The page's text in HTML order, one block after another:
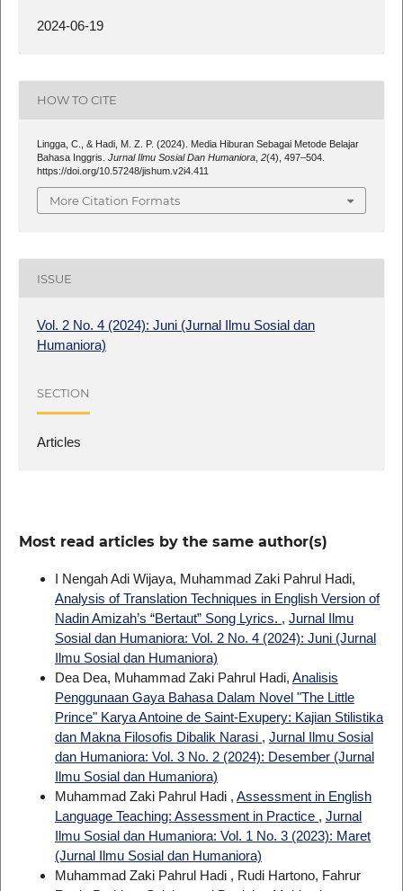
2024-06-19
HOW TO CITE
Lingga, C., & Hadi, M. Z. P. (2024). Media Hiburan Sebagai Metode Belajar
Bahasa Inggris. Jurnal Ilmu Sosial Dan Humaniora, 2(4), 497–504.
https://doi.org/10.57248/jishum.v2i4.411
More Citation Formats
ISSUE
Vol. 2 No. 4 (2024): Juni (Jurnal Ilmu Sosial dan
Humaniora)
SECTION
Articles
Most read articles by the same author(s)
I Nengah Adi Wijaya, Muhammad Zaki Pahrul Hadi,
Analysis of Translation Techniques in English Version of
Nadin Amizah’s “Bertaut” Song Lyrics. , Jurnal Ilmu
Sosial dan Humaniora: Vol. 2 No. 4 (2024): Juni (Jurnal
Ilmu Sosial dan Humaniora)
Dea Dea, Muhammad Zaki Pahrul Hadi, Analisis
Penggunaan Gaya Bahasa Dalam Novel "The Little
Prince" Karya Antoine de Saint-Exupery: Kajian Stilistika
dan Makna Filosofis Dibalik Narasi , Jurnal Ilmu Sosial
dan Humaniora: Vol. 3 No. 2 (2024): Desember (Jurnal
Ilmu Sosial dan Humaniora)
Muhammad Zaki Pahrul Hadi , Assessment in English
Language Teaching: Assessment in Practice , Jurnal
Ilmu Sosial dan Humaniora: Vol. 1 No. 3 (2023): Maret
(Jurnal Ilmu Sosial dan Humaniora)
Muhammad Zaki Pahrul Hadi , Rudi Hartono, Fahrur